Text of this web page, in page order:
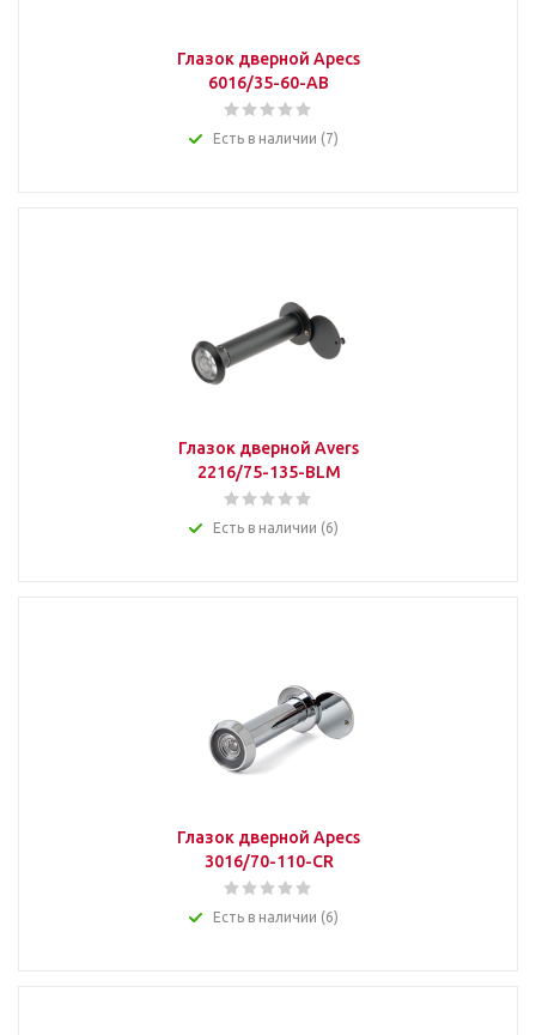
Глазок дверной Apecs
6016/35-60-AB
Есть в наличии (7)
Глазок дверной Avers
2216/75-135-BLM
Есть в наличии (6)
Глазок дверной Apecs
3016/70-110-CR
Есть в наличии (6)